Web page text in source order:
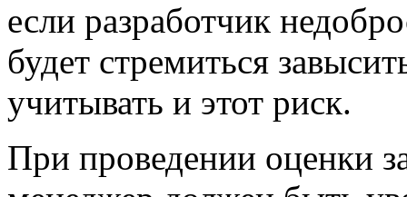
если разработчик
будет стремиться
учитывать и этот риск.
При проведении оценки